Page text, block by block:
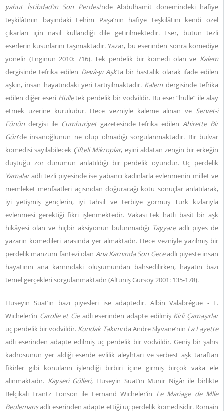
yahut İstibdad’ın Son Perdesi’nde Abdülhamit dönemindeki hafiye
teşkilâtının başındaki Fehim Paşa’nın hafiye teşkilâtını kendi özel
çıkarları için nasıl kullandığı dile getirilmektedir. Eser, bütün tezli
eserlerin kusurlarını taşımaktadır. Yazar, bu eserinden sonra komediye
yönelir (Enginün 2010: 716). Tek perdelik bir komedi olan ve Kalem
dergisinde tefrika edilen Devâ-yı Aşk’ta bir hastalık olarak ifade edilen
aşkın, insan hayatındaki yeri tartışılmaktadır. Kalemdergisinde tefrika
edilen diğer eseri Hülletek perdelik bir vodvildir. Bu eser “hülle” ile alay
etmek üzerine kuruludur. Hece vezniyle kaleme alınan ve Servet-i
Fünûn dergisi ile Cumhuriyetgazetesinde tefrika edilenAhirette Bir
Gün'de insanoğlunun ne olup olmadığı sorgulanmaktadır. Bir bulvar
komedisi sayılabilecek Çifteli Mikroplar, eşini aldatan zengin bir erkeğin
düştüğü zor durumun anlatıldığı bir perdelik oyundur. Üç perdelik
Yamalaradlı tezli piyesinde ise yabancı kadınlarla evlenmenin millet ve
memleket menfaatleri açısından doğuracağı kötü sonuçlar anlatılarak,
iyi yetişmiş gençlerin, iyi tahsil ve terbiye görmüş Türk kızlarıyla
evlenmesi gerektiği fikri işlenmektedir. Vakası tek hatlı basit bir aşk
hikâyesi olan ve hiçbir aksiyonun bulunmadığı Tayyareadlı piyes de
yazarın komedileri arasında yer almaktadır. Hece vezniyle yazılmış bir
perdelik manzum fantezi olan Ana Karnında Son Geceadlı piyeste insan
hayatının ana karnındaki oluşumundan bahsedilirken, hayatın bazı
temel gerçekleri sorgulanmaktadır (Altuniş Gürsoy 2001: 135-178).
Hüseyin Suat’ın bazı piyesleri ise adaptedir. Albin Valabrégue - F.
Wicheler’in Carolie et Cieadlı eserinden adapte edilmişKirli Çamaşırlar
üç perdelik bir vodvildir. Kundak Takımıda Andre Slyvane’nin La Layette
adlı eserinden adapte edilmiş üç perdelik bir vodvildir. Geniş bir şahıs
kadrosunun yer aldığı eserde evlilik aleyhtarı ve serbest aşk taraftarı
fikirler gibi konuların işlendiği birbiri içine girmiş birçok vaka ele
alınmaktadır. Kayseri Gülleri, Hüseyin Suat’ın Münir Nigâr ile birlikte
Belçikalı Frantz Fonson ile Fernand Wicheler’in Le Mariage de Mlle
Beulemansadlı eserinden adapte ettiği üç perdelik komedisidir. Romain